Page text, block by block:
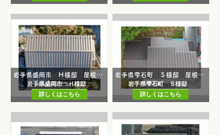
岩手県盛岡市 Ｈ様邸 屋根カバー工事・一部屋根葺き替え工事
岩手県盛岡市 Ｈ様邸
詳しくはこちら
岩手県雫石町 Ｓ様邸 屋根葺き替え工事
岩手県雫石町 Ｓ様邸
詳しくはこちら